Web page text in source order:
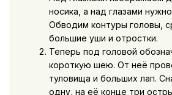
носика, а над глазами
Обводим контуры головы,
большие уши и отростки.
Теперь под головой
короткую шею. От неё
туловища и больших лап.
одну, на её конце три